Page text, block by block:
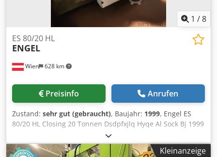
1 /8
Wien 628 km
ES 80/20 HL
ENGEL
Preisinfo Anrufen
Zustand: sehr gut (gebraucht), Baujahr: 1999, Engel ES
80/20 HL Closing 20 Tonnen Dsdpfxjlq Hyqe Al Sock Bj 1999
Scrow 22 mm Hubvolumen 38cm3 Vergrößert
ofspannplatte 550x430
Kleinanzeige